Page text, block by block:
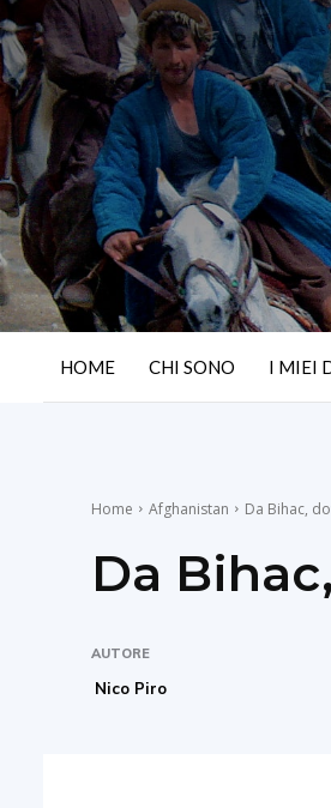
HOME CHI SONO I MIEI
Home Afghanistan Da Bihac,
Da
AUTORE
Nico Piro